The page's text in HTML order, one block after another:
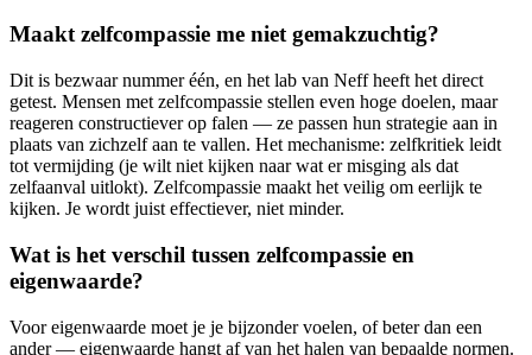
Maakt zelfcompassie me niet gemakzuchtig?
Dit is bezwaar nummer één, en het lab van Neff heeft het direct
getest. Mensen met zelfcompassie stellen even hoge doelen, maar
reageren constructiever op falen — ze passen hun strategie aan in
plaats van zichzelf aan te vallen. Het mechanisme: zelfkritiek leidt
tot vermijding (je wilt niet kijken naar wat er misging als dat
zelfaanval uitlokt). Zelfcompassie maakt het veilig om eerlijk te
kijken. Je wordt juist effectiever, niet minder.
Wat is het verschil tussen zelfcompassie en
eigenwaarde?
Voor eigenwaarde moet je je bijzonder voelen, of beter dan een
ander — eigenwaarde hangt af van het halen van bepaalde normen.